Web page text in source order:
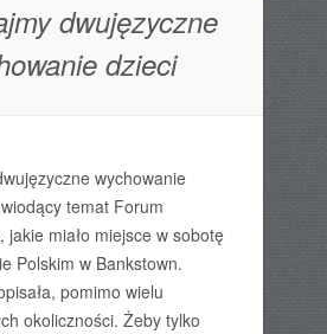
dwujęzyczne
dzieci
wychowanie
temat Forum
jakie miało miejsce w sobotę
Polskim w Bankstown.
pomimo wielu
okoliczności. Żeby tylko